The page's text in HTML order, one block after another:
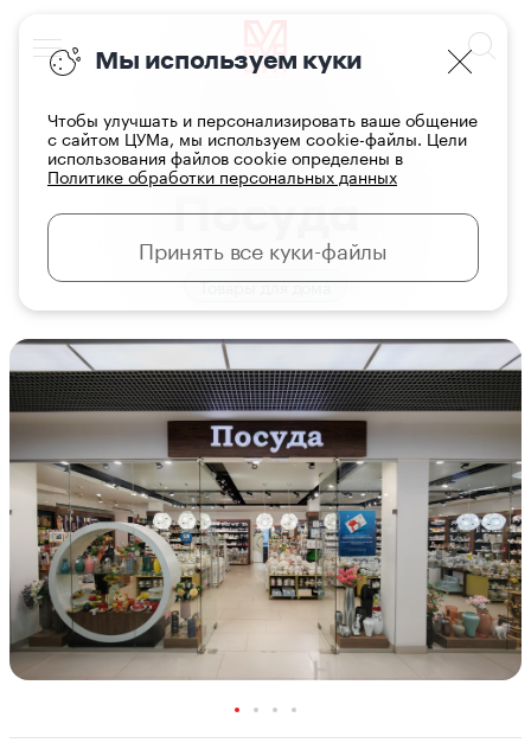
Главная Магазины
Посуда
Товары для дома
Мы используем куки
Чтобы улучшать и персонализировать ваше общение
с сайтом ЦУМа, мы используем cookie-файлы. Цели
использования файлов cookie определены в
Политике обработки персональных данных
Принять все куки-файлы